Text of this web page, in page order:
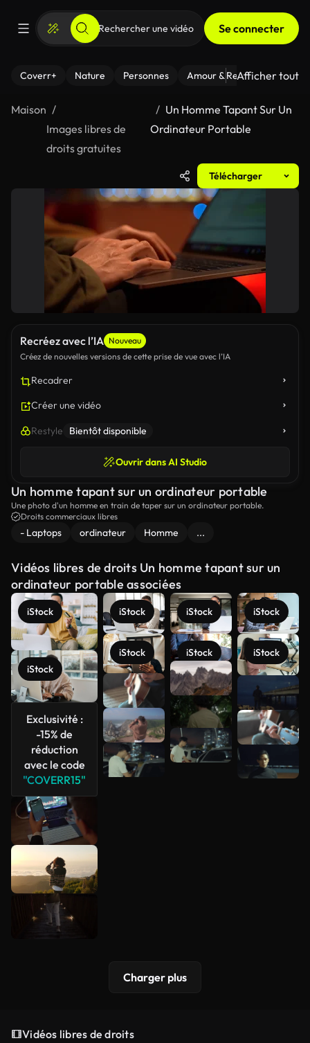
Se connecter
Coverr+ Nature Personnes Amour & Relations Le
Afficher tout
Maison
Images libres de
droits gratuites
Un Homme Tapant Sur Un
Ordinateur Portable
Télécharger
Recréez avec l’IA Nouveau
Créez de nouvelles versions de cette prise de vue avec l’IA
Recadrer
Créer une vidéo
Restyle Bientôt disponible
Ouvrir dans AI Studio
Un homme tapant sur un ordinateur portable
Une photo d'un homme en train de taper sur un ordinateur portable.
Droits commerciaux libres
- Laptops ordinateur Homme ...
Vidéos libres de droits Un homme tapant sur un
ordinateur portable associées
iStock
iStock
Exclusivité :
-15% de
réduction
avec le code
"COVERR15"
iStock
iStock
iStock
iStock
iStock
iStock
Voir plus
Charger plus
Vidéos libres de droits